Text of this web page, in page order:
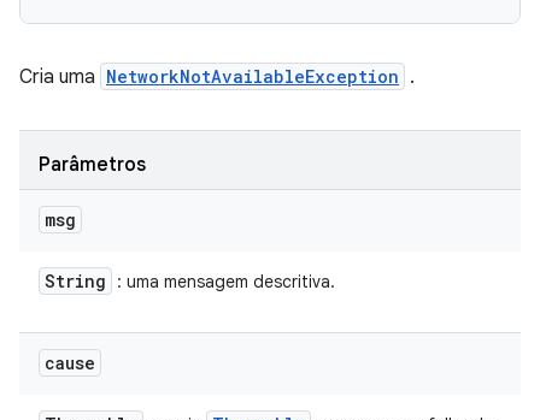
Cria uma NetworkNotAvailableException .
Parâmetros
msg
String : uma mensagem descritiva.
cause